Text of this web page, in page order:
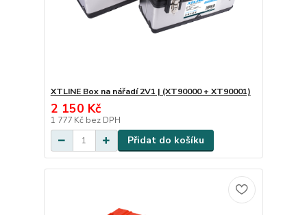
XTLINE Box na nářadí 2V1 | (XT90000 + XT90001)
2 150 Kč
1 777 Kč bez DPH
Přidat do košíku